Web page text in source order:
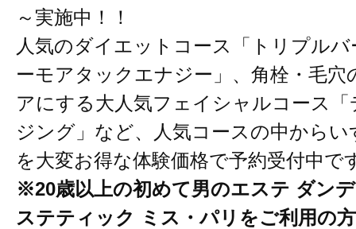
～実施中！！
人気のダイエットコース「トリプル
ーモアタックエナジー」、角栓・毛穴
アにする大人気フェイシャルコース
ジング」など、人気コースの中から
を大変お得な体験価格で予約受付中で
※20歳以上の初めて男のエステ ダン
ステティック ミス・パリをご利用の